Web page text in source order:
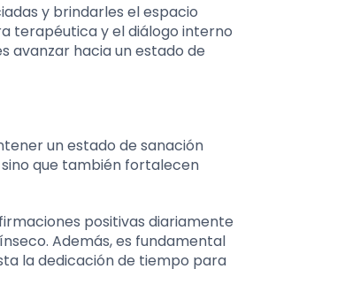
y brindarles el espacio
terapéutica y el diálogo interno
avanzar hacia un estado de
un estado de sanación
que también fortalecen
positivas diariamente
Además, es fundamental
la dedicación de tiempo para